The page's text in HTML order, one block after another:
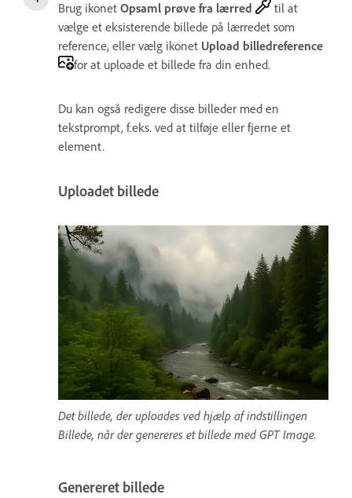
Brug ikonet Opsaml prøve fra lærred
til at
vælge et eksisterende billede på lærredet som
reference, eller vælg ikonet Upload billedreference
for at uploade et billede fra din enhed.
Du kan også redigere disse billeder med en
tekstprompt, f.eks. ved at tilføje eller fjerne et
element.
Uploadet billede
Det billede, der uploades ved hjælp af indstillingen
Billede, når der genereres et billede med GPT Image.
Genereret billede